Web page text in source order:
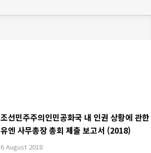
조선민주주의인민공화국 내 인권 상황에 관한
유엔 사무총장 총회 제출 보고서 (2018)
6 August 2018